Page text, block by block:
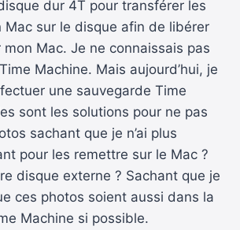
dur 4T pour transférer les
Mac sur le disque afin de libérer
mon Mac. Je ne connaissais pas
Machine. Mais aujourd’hui, je
une sauvegarde Time
sont les solutions pour ne pas
sachant que je n’ai plus
pour les remettre sur le Mac ?
disque externe ? Sachant que je
ces photos soient aussi dans la
Machine si possible.